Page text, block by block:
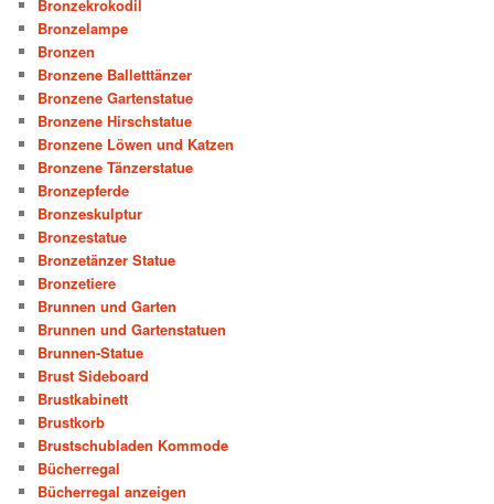
Bronzekrokodil
Bronzelampe
Bronzen
Bronzene Balletttänzer
Bronzene Gartenstatue
Bronzene Hirschstatue
Bronzene Löwen und Katzen
Bronzene Tänzerstatue
Bronzepferde
Bronzeskulptur
Bronzestatue
Bronzetänzer Statue
Bronzetiere
Brunnen und Garten
Brunnen und Gartenstatuen
Brunnen-Statue
Brust Sideboard
Brustkabinett
Brustkorb
Brustschubladen Kommode
Bücherregal
Bücherregal anzeigen